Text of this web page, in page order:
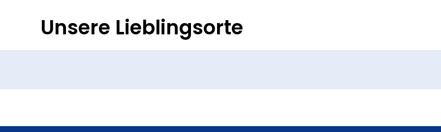
GalerieUnsere Lieblingsorte